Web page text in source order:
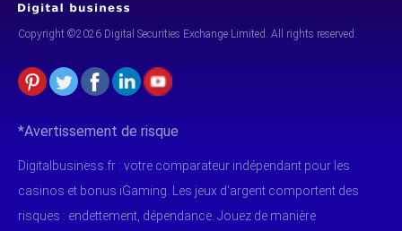
Copyright ©2026 Digital Securities Exchange Limited. All rights reserved.
*Avertissement de risque
Digitalbusiness.fr : votre comparateur indépendant pour les
casinos et bonus iGaming. Les jeux d'argent comportent des
risques : endettement, dépendance. Jouez de manière